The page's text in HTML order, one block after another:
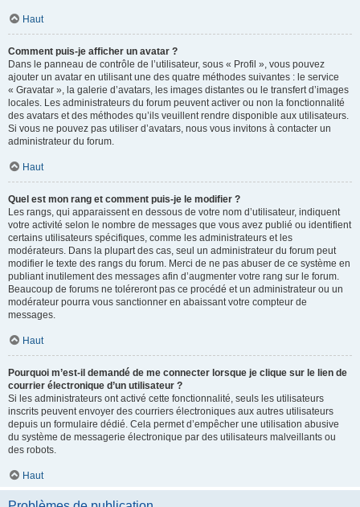
Haut
Comment puis-je afficher un avatar ?
Dans le panneau de contrôle de l’utilisateur, sous « Profil », vous pouvez
ajouter un avatar en utilisant une des quatre méthodes suivantes : le service
« Gravatar », la galerie d’avatars, les images distantes ou le transfert d’images
locales. Les administrateurs du forum peuvent activer ou non la fonctionnalité
des avatars et des méthodes qu’ils veuillent rendre disponible aux utilisateurs.
Si vous ne pouvez pas utiliser d’avatars, nous vous invitons à contacter un
administrateur du forum.
Haut
Quel est mon rang et comment puis-je le modifier ?
Les rangs, qui apparaissent en dessous de votre nom d’utilisateur, indiquent
votre activité selon le nombre de messages que vous avez publié ou identifient
certains utilisateurs spécifiques, comme les administrateurs et les
modérateurs. Dans la plupart des cas, seul un administrateur du forum peut
modifier le texte des rangs du forum. Merci de ne pas abuser de ce système en
publiant inutilement des messages afin d’augmenter votre rang sur le forum.
Beaucoup de forums ne toléreront pas ce procédé et un administrateur ou un
modérateur pourra vous sanctionner en abaissant votre compteur de
messages.
Haut
Pourquoi m’est-il demandé de me connecter lorsque je clique sur le lien de
courrier électronique d’un utilisateur ?
Si les administrateurs ont activé cette fonctionnalité, seuls les utilisateurs
inscrits peuvent envoyer des courriers électroniques aux autres utilisateurs
depuis un formulaire dédié. Cela permet d’empêcher une utilisation abusive
du système de messagerie électronique par des utilisateurs malveillants ou
des robots.
Haut